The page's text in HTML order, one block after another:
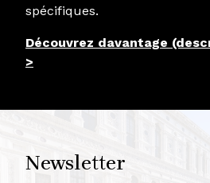
spécifiques.
Découvrez davantage
>
Newsletter